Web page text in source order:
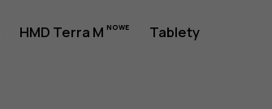
HMD Terra M Tablety